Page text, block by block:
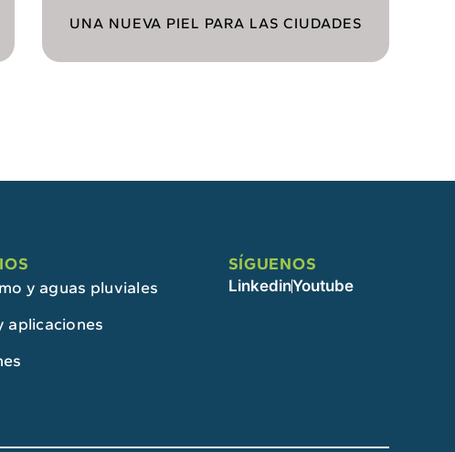
UNA NUEVA PIEL PARA LAS CIUDADES
y aguas pluviales
aplicaciones
SÍGUENOS
LinkedinYoutube